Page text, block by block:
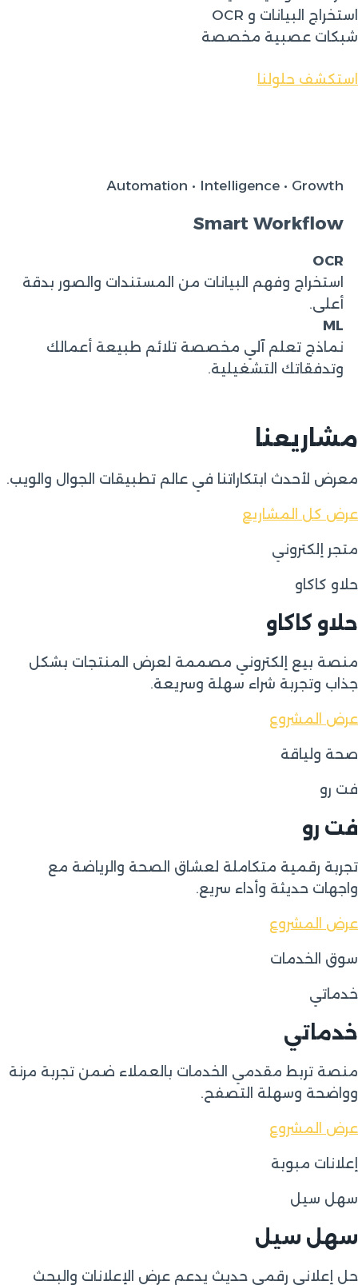
استخراج البيانات و OCR
شبكات عصبية مخصصة
استكشف حلولنا
Automation • Intelligence • Growth
Smart Workflow
OCR
استخراج وفهم البيانات من المستندات والصور بدقة
أعلى.
ML
نماذج تعلم آلي مخصصة تلائم طبيعة أعمالك
وتدفقاتك التشغيلية.
مشاريعنا
معرض لأحدث ابتكاراتنا في عالم تطبيقات الجوال والويب.
عرض كل المشاريع
متجر إلكتروني
حلاو كاكاو
حلاو كاكاو
منصة بيع إلكتروني مصممة لعرض المنتجات بشكل
جذاب وتجربة شراء سهلة وسريعة.
عرض المشروع
صحة ولياقة
فت رو
فت رو
تجربة رقمية متكاملة لعشاق الصحة والرياضة مع
واجهات حديثة وأداء سريع.
عرض المشروع
سوق الخدمات
خدماتي
خدماتي
منصة تربط مقدمي الخدمات بالعملاء ضمن تجربة مرنة
وواضحة وسهلة التصفح.
عرض المشروع
إعلانات مبوبة
سهل سيل
سهل سيل
حل إعلاني رقمي حديث يدعم عرض الإعلانات والبحث